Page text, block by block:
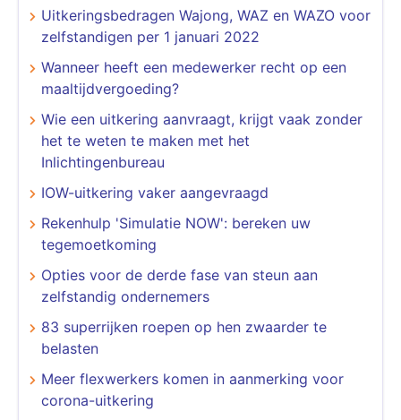
Uitkeringsbedragen Wajong, WAZ en WAZO voor
zelfstandigen per 1 januari 2022
Wanneer heeft een medewerker recht op een
maaltijdvergoeding?
Wie een uitkering aanvraagt, krijgt vaak zonder
het te weten te maken met het
Inlichtingenbureau
IOW-uitkering vaker aangevraagd
Rekenhulp 'Simulatie NOW': bereken uw
tegemoetkoming
Opties voor de derde fase van steun aan
zelfstandig ondernemers
83 superrijken roepen op hen zwaarder te
belasten
Meer flexwerkers komen in aanmerking voor
corona-uitkering